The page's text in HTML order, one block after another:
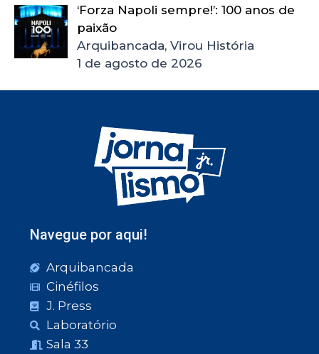
‘Forza Napoli sempre!’: 100 anos de
paixão
Arquibancada, Virou História
1 de agosto de 2026
Navegue por aqui!
Arquibancada
Cinéfilos
J. Press
Laboratório
Sala 33